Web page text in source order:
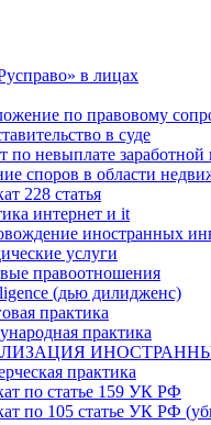
в лицах
по правовому
в суде
по невыплате заработной
споров в области
228 статья
интернет и it
иностранных
услуги
правоотношения
(дью дилидженс)
практика
практика
практика
по статье 159 УК РФ
по 105 статье УК РФ